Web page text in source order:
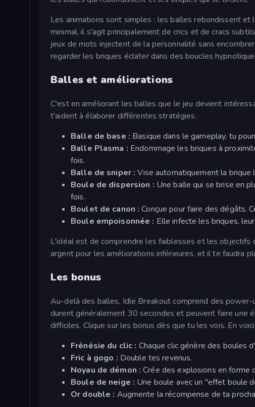
Les animations sont simples : les balles rebondissent
minimal, il s'agit principalement de crics et de cracs
jeux de mots injectent de la personnalité sans
regarder les briques éclater dans des boucles
Balles et améliorations
C'est en améliorant les balles que le jeu devient
t'aident à élaborer différentes stratégies.
Balle de base : Basique dans le gameplay, tu
Balle Plasma : Endommage les briques à
fois.
Balle de sniper :Vise automatiquement la brique
Boule de dispersion : Une balle qui se brise en
fois.
Boulet de canon : Conçue pour faire des dégâts.
Boule empoisonnée : Elle infecte les briques,
L'idéal est de comprendre les faiblesses et les
argent pour les améliorations inférieures, et il te faudra
Les bonus
Au-delà des balles, Idle Breakout comprend des
durent généralement 30 secondes et peuvent faire une
difficiles. Clique sur les bonus dès que tu les vois. En
Frénésie du clic : Chaque clic génère des boules
Fric à gogo : Double tes revenus.
Noyau de démon :Crée des explosions en forme
Boule de neige : Une boule avec un "effet boule
Or double : Augmente la récompense de ta